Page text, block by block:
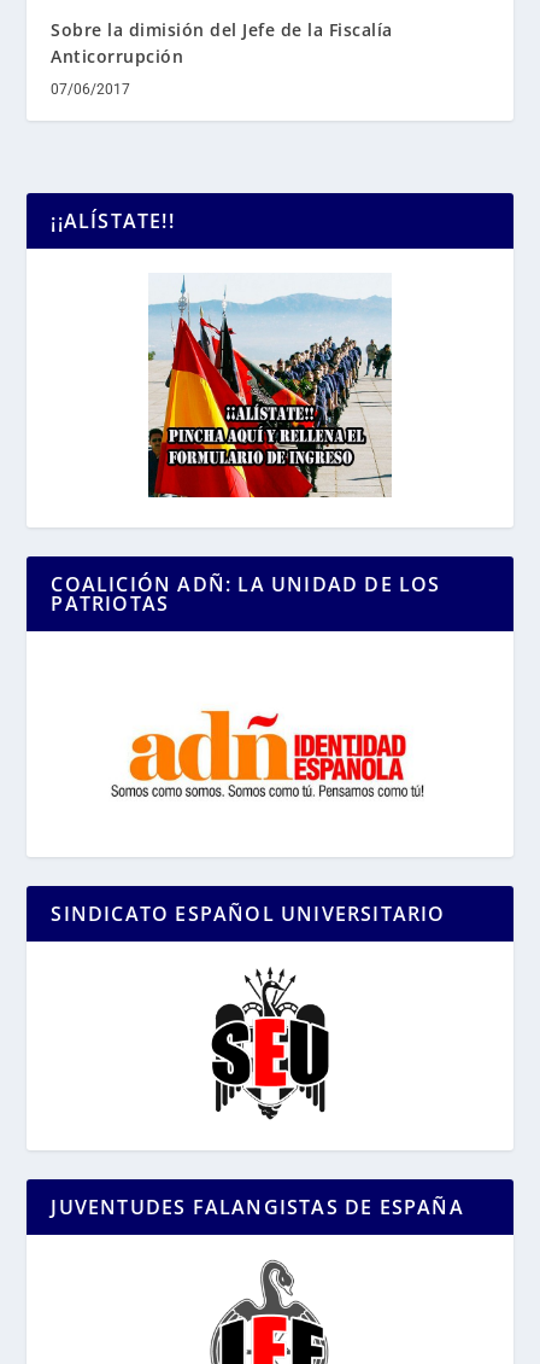
Sobre la dimisión del Jefe de la Fiscalía
Anticorrupción
07/06/2017
¡¡ALÍSTATE!!
COALICIÓN ADÑ: LA UNIDAD DE LOS
PATRIOTAS
SINDICATO ESPAÑOL UNIVERSITARIO
JUVENTUDES FALANGISTAS DE ESPAÑA